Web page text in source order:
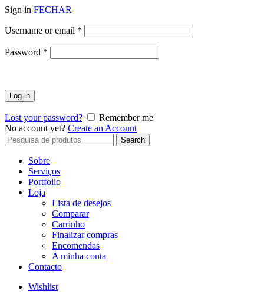
Sign in FECHAR
Username or email *
Password *
Log in
Lost your password?
Remember me
No account yet? Create an Account
Search
for:
Search
Sobre
Serviços
Portfolio
Loja
Lista de desejos
Comparar
Carrinho
Finalizar compras
Encomendas
A minha conta
Contacto
Wishlist